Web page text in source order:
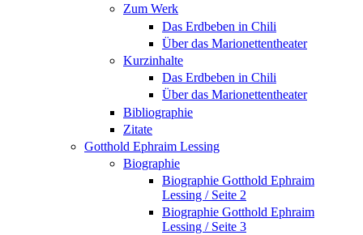
Zum Werk
Das Erdbeben in Chili
Über das Marionettentheater
Kurzinhalte
Das Erdbeben in Chili
Über das Marionettentheater
Bibliographie
Zitate
Gotthold Ephraim Lessing
Biographie
Biographie Gotthold Ephraim
Lessing / Seite 2
Biographie Gotthold Ephraim
Lessing / Seite 3